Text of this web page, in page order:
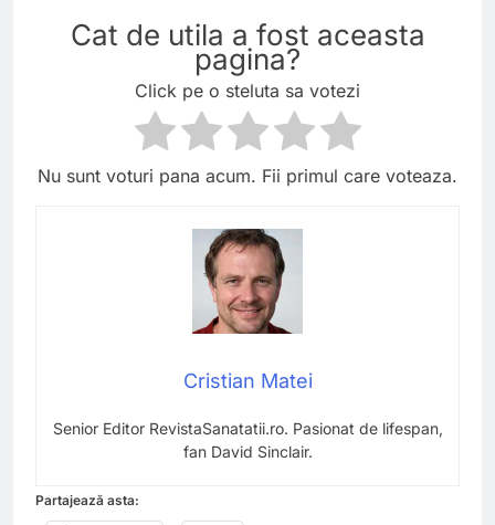
Cat de utila a fost aceasta
pagina?
Click pe o steluta sa votezi
Nu sunt voturi pana acum. Fii primul care voteaza.
Cristian Matei
Senior Editor RevistaSanatatii.ro. Pasionat de lifespan,
fan David Sinclair.
Partajează asta: